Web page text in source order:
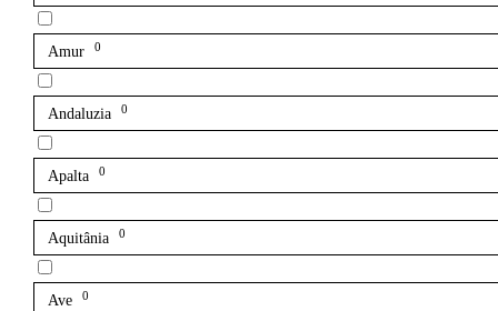
Amur 0
Andaluzia 0
Apalta 0
Aquitânia 0
Ave 0